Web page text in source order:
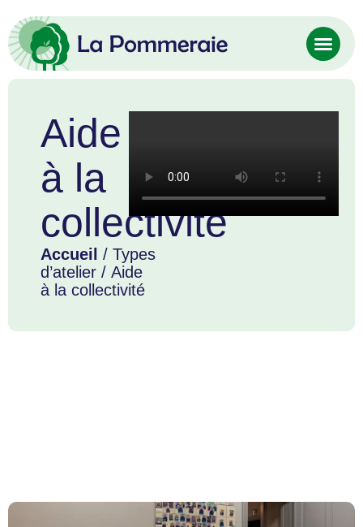
Aide
à la
collectivité
Accueil / Types
d’atelier / Aide
à la collectivité